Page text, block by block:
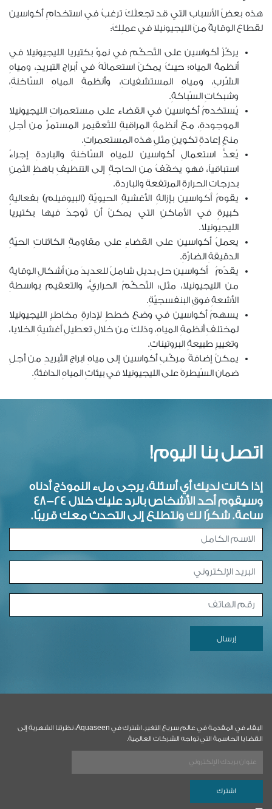
هذه بعضُ الأسبابِ التي قد تجعلُكَ ترغبُ في استخدامِ أكواسين
لقطاع الوقايةُ منَ الليجيونيلا في عملِكَ:
يركّزُ أكواسين على التّحكّمِ في نموّ بكتيريا الليجيونيلا في
أنظمة المياه؛ حيثُ يمكنُ استعمالُهُ في أبراج التبريدِ، ومياهِ
الشّربِ، ومياهِ المستشفياتِ، وأنظمةِ المياهِ السَّاخنةِ،
وشبكاتِ السّباكةِ.
يُستخدمُ أكواسين في القضاء على مستعمراتِ الليجيونيلا
الموجودةِ، معَ أنظمةِ المراقبةِ للتّعقيمر المستمرِّ من أجلِ
منعِ إعادةِ تكوينِ مثلِ هذه المستعمراتِ.
يُعدُّ استعمالِ أكواسين للمياهِ السَّاخنةِ والباردةِ إجراءً
استباقياً، فهو يخفّفُ من الحاجةِ إلى التنظيفِ باهظِ الثمنِ
بدرجاتِ الحرارةِ المرتفعةِ والباردةِ.
يقومُ أكواسين بإزالةِ الأغشيةِ الحيويّةِ (البيوفيلم) بفعاليةٍ
كبيرةٍ في الأماكنِ التي يمكنُ أن تُوجدَ فيها بكتيريا
الليجيونيلا.
يعملُ أكواسين على القضاءِ على مقاومةِ الكائناتِ الحيّةِ
الدقيقةِ الضارّةِ.
يقدّمُ أكواسين حل بديل شاملُ للعديدَ من أشكالِ الوقاية
من الليجيونيلا، مثل: التّحكّمُ الحراريُّ، والتعقيم بواسطةِ
الأشعةِ فوقِ البنفسجيّةِ.
يسهمُ أكواسين في وضع خططٍ لإدارةِ مخاطرِ الليجيونيلا
لمختلفِ أنظمةِ المياهِ، وذلكَ من خلالِ تعطيلِ أغشيةِ الخلايا،
وتغييرِ طبيعةِ البروتيناتِ.
يمكنُ إضافةُ مركّبِ أكواسين إلى مياهِ ابراجِ التّبريدِ من أجلِ
ضمان السّيطرةَ على الليجيونيلا في بيئاتِ المياهِ الدافئةِ.
اتصل بنا اليوم!
إذا كانت لديك أي أسئلة، يرجى ملء النموذج أدناه
وسيقوم أحد الأشخاص بالرد عليك خلال 24-48
ساعة. شكرًا لك ونتطلع إلى التحدث معك قريبًا.
إرسال
البقاء في المقدمة في عالم سريع التغير. اشترك في Aquaseen، نظرتنا الشهرية إلى
القضايا الحاسمة التي تواجه الشركات العالمية.